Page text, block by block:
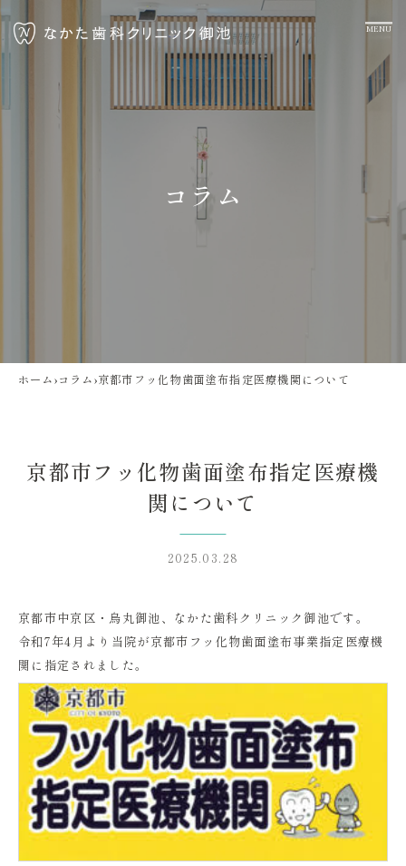
コラム
ホーム›コラム›京都市フッ化物歯面塗布指定医療機関について
京都市フッ化物歯面塗布指定医療機
関について
2025.03.28
京都市中京区・烏丸御池、なかた歯科クリニック御池です。
令和7年4月より当院が京都市フッ化物歯面塗布事業指定医療機
関に指定されました。